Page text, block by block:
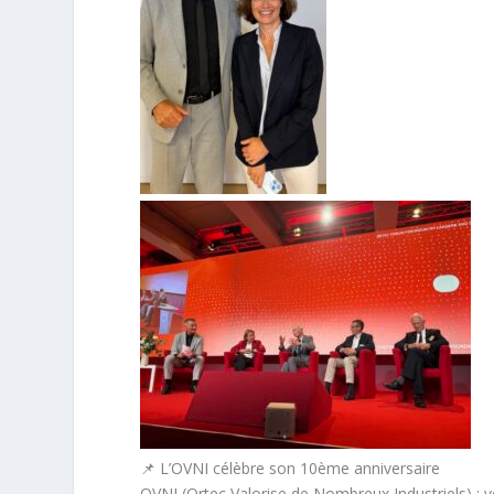
📌 L’OVNI célèbre son 10ème anniversaire